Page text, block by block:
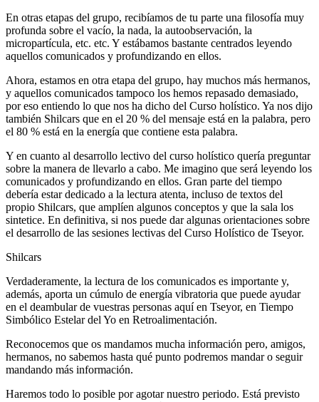
En otras etapas del grupo, recibíamos de tu parte una filosofía muy
profunda sobre el vacío, la nada, la autoobservación, la
micropartícula, etc. etc. Y estábamos bastante centrados leyendo
aquellos comunicados y profundizando en ellos.
Ahora, estamos en otra etapa del grupo, hay muchos más hermanos,
y aquellos comunicados tampoco los hemos repasado demasiado,
por eso entiendo lo que nos ha dicho del Curso holístico. Ya nos dijo
también Shilcars que en el 20 % del mensaje está en la palabra, pero
el 80 % está en la energía que contiene esta palabra.
Y en cuanto al desarrollo lectivo del curso holístico quería preguntar
sobre la manera de llevarlo a cabo. Me imagino que será leyendo los
comunicados y profundizando en ellos. Gran parte del tiempo
debería estar dedicado a la lectura atenta, incluso de textos del
propio Shilcars, que amplíen algunos conceptos y que la sala los
sintetice. En definitiva, si nos puede dar algunas orientaciones sobre
el desarrollo de las sesiones lectivas del Curso Holístico de Tseyor.
Shilcars
Verdaderamente, la lectura de los comunicados es importante y,
además, aporta un cúmulo de energía vibratoria que puede ayudar
en el deambular de vuestras personas aquí en Tseyor, en Tiempo
Simbólico Estelar del Yo en Retroalimentación.
Reconocemos que os mandamos mucha información pero, amigos,
hermanos, no sabemos hasta qué punto podremos mandar o seguir
mandando más información.
Haremos todo lo posible por agotar nuestro periodo. Está previsto